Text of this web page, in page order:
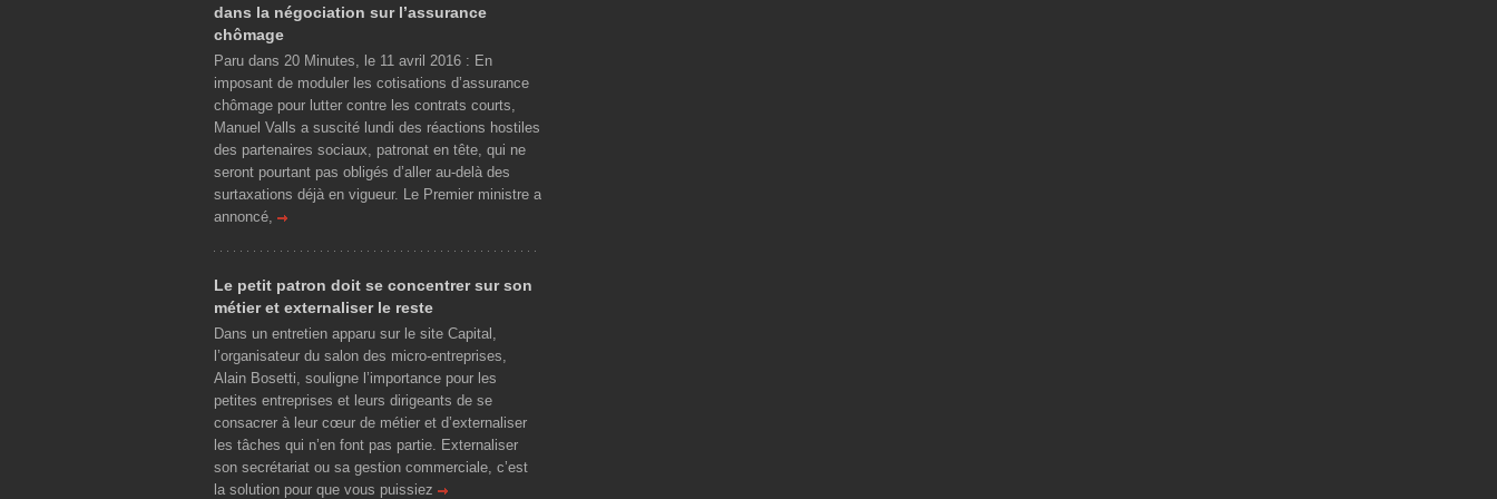
dans la négociation sur l’assurance
chômage
Paru dans 20 Minutes, le 11 avril 2016 : En
imposant de moduler les cotisations d’assurance
chômage pour lutter contre les contrats courts,
Manuel Valls a suscité lundi des réactions hostiles
des partenaires sociaux, patronat en tête, qui ne
seront pourtant pas obligés d’aller au-delà des
surtaxations déjà en vigueur. Le Premier ministre a
annoncé,
Le petit patron doit se concentrer sur son
métier et externaliser le reste
Dans un entretien apparu sur le site Capital,
l’organisateur du salon des micro-entreprises,
Alain Bosetti, souligne l’importance pour les
petites entreprises et leurs dirigeants de se
consacrer à leur cœur de métier et d’externaliser
les tâches qui n’en font pas partie. Externaliser
son secrétariat ou sa gestion commerciale, c’est
la solution pour que vous puissiez